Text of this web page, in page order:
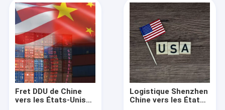
Fret DDU de Chine
vers les États-Unis
Logistique Shenzhen
Chine vers les États-